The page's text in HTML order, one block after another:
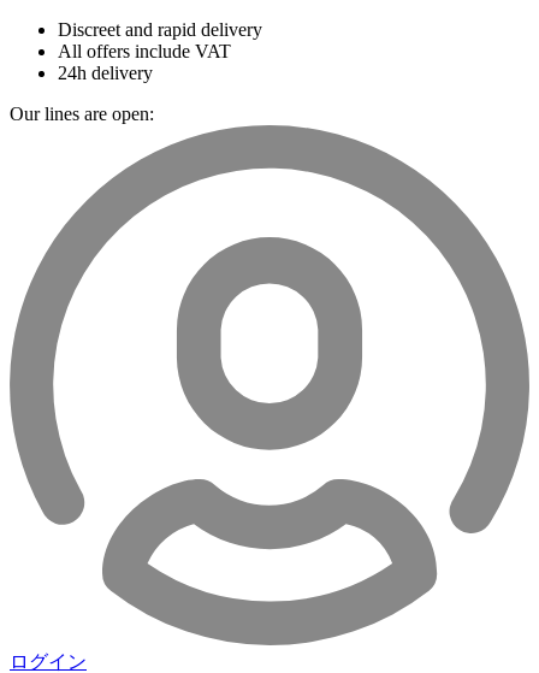
Discreet and rapid delivery
All offers include VAT
24h delivery
Our lines are open:
ログイン